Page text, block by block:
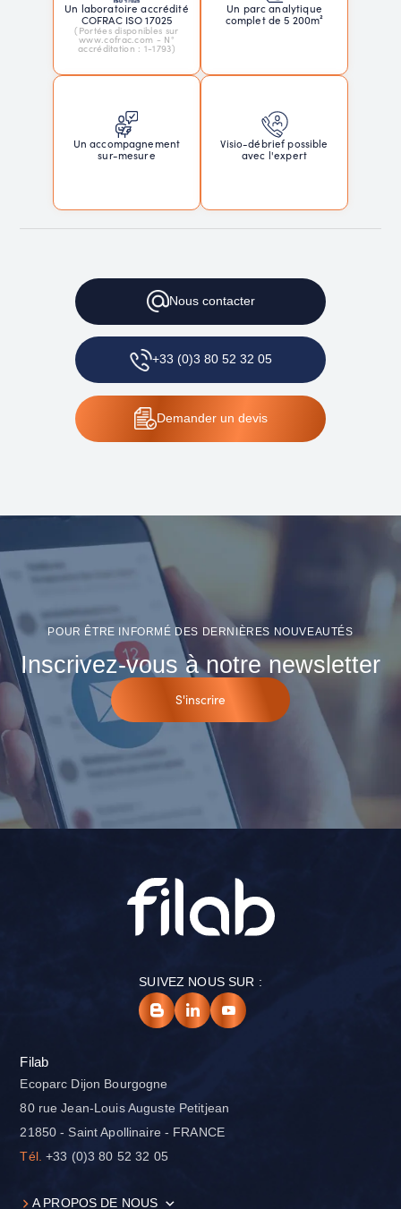
Un laboratoire accrédité
COFRAC ISO 17025
(Portées disponibles sur
www.cofrac.com - N°
accréditation : 1-1793)
Un parc analytique
complet de 5 200m²
Un accompagnement
sur-mesure
Visio-débrief possible
avec l'expert
Nouscontacter
+33 (0)3 80 52 32 05
Demanderun devis
POUR ÊTRE INFORMÉ DES DERNIÈRES NOUVEAUTÉS
Inscrivez-vous à notre newsletter
S'inscrire
SUIVEZ NOUS SUR :
Filab
Ecoparc Dijon Bourgogne
80 rue Jean-Louis Auguste Petitjean
21850 - Saint Apollinaire - FRANCE
Tél. +33 (0)3 80 52 32 05
A PROPOS DE NOUS